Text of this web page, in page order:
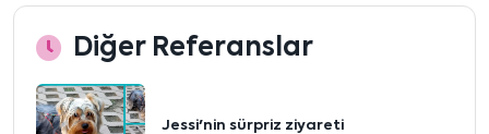
Diğer Referanslar
Jessi'nin sürpriz ziyareti